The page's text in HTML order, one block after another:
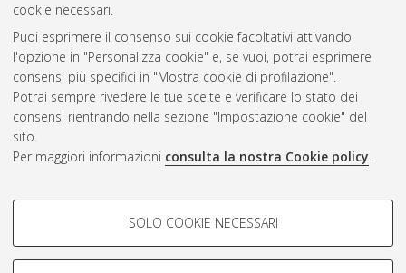
cookie necessari.
Puoi esprimere il consenso sui cookie facoltativi attivando
l'opzione in "Personalizza cookie" e, se vuoi, potrai esprimere
consensi più specifici in "Mostra cookie di profilazione".
Potrai sempre rivedere le tue scelte e verificare lo stato dei
consensi rientrando nella sezione "Impostazione cookie" del
sito.
Per maggiori informazioni consulta la nostra Cookie policy.
COOKIE DI PROFILAZIONE -
Si tratta di cookie utilizzati per analizzare le caratteristiche della
SOLO COOKIE NECESSARI
Atom
Rss 1.0
Rss 2.0
AMS Laurea
Impostazioni Cookie
Informativa sulla privacy
Condizioni d’uso del sito